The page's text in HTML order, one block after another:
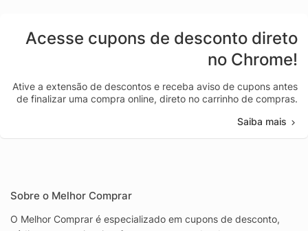
Acesse cupons de desconto direto
no Chrome!
Ative a extensão de descontos e receba aviso de cupons antes
de finalizar uma compra online, direto no carrinho de compras.
Saiba mais
Sobre o Melhor Comprar
O Melhor Comprar é especializado em cupons de desconto,